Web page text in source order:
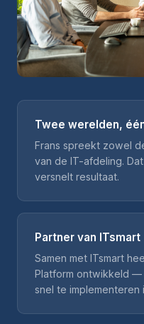
Twee werelden,
Frans spreekt zowel
van de IT-afdeling.
versnelt resultaat.
Partner van ITsmart
Samen met ITsmart
Platform ontwikkeld —
snel te